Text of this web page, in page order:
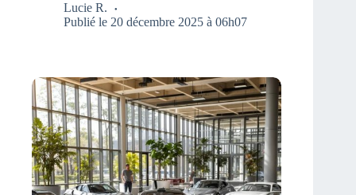
Lucie R.
Publié le 20 décembre 2025 à 06h07